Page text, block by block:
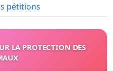
pétitions
LA PROTECTION DES